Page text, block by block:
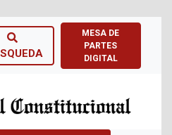
MESA DE
PARTES
DIGITAL